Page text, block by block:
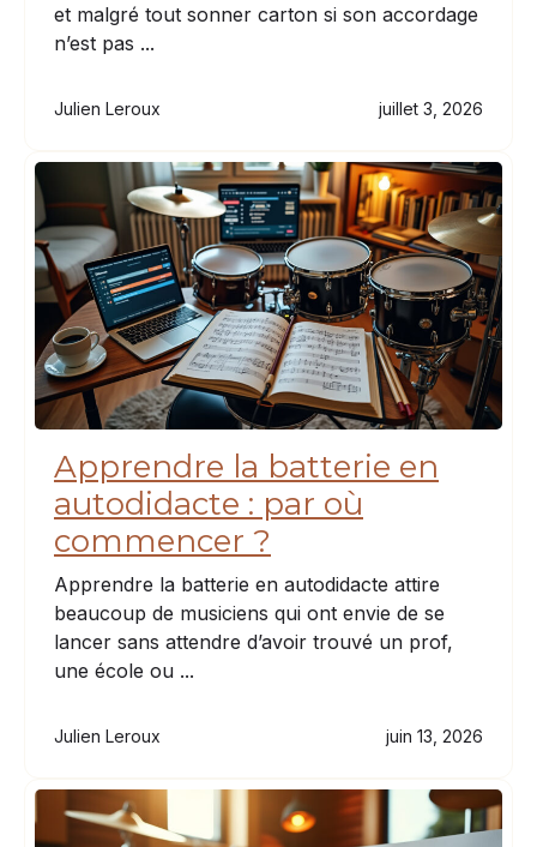
et malgré tout sonner carton si son accordage
n’est pas ...
Julien Leroux juillet 3, 2026
Apprendre la batterie en
autodidacte : par où
commencer ?
Apprendre la batterie en autodidacte attire
beaucoup de musiciens qui ont envie de se
lancer sans attendre d’avoir trouvé un prof,
une école ou ...
Julien Leroux juin 13, 2026